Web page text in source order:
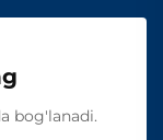
bog'lanadi.